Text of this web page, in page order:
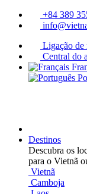
+84 389
Ligação de
Central do
Destinos
Descubra os
para o Vietnã
Vietnã
Camboja